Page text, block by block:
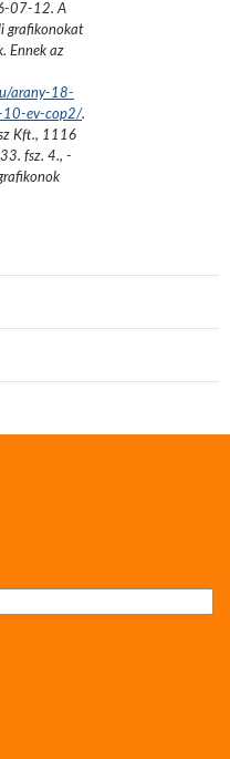
07-12. A
grafikonokat
Ennek az
arany-18-
10-ev-cop2/.
Kft., 1116
fsz. 4., -